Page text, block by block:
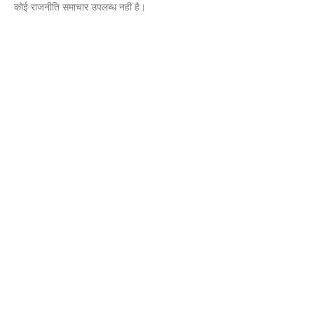
कोई राजनीति समाचार उपलब्ध नहीं है।